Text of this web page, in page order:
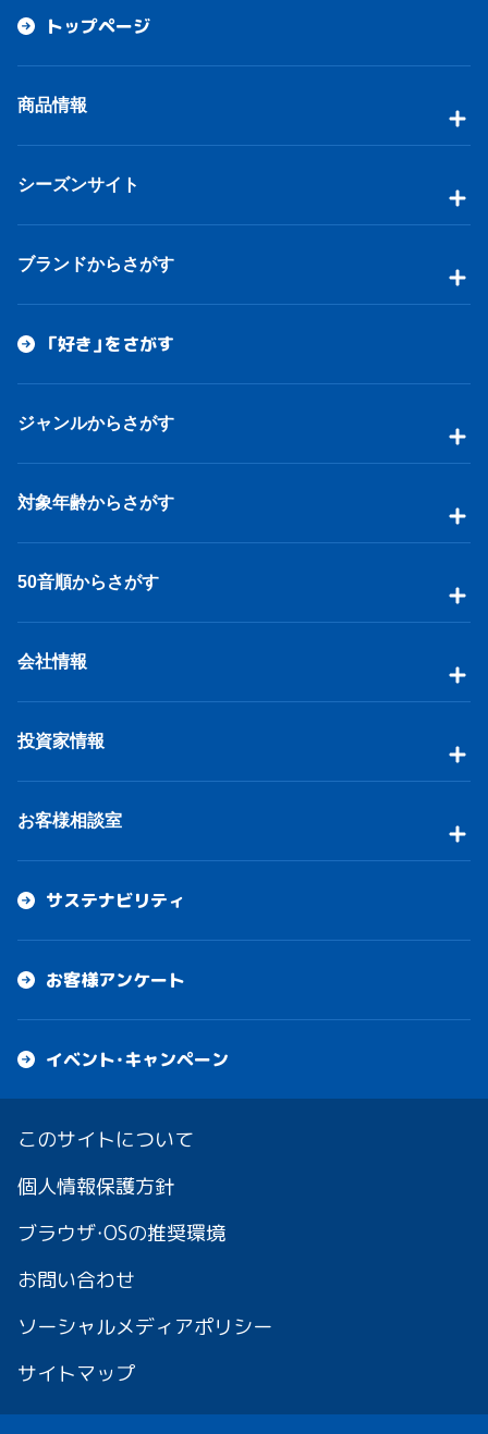
トップページ
商品情報
シーズンサイト
ブランドからさがす
「好き」をさがす
ジャンルからさがす
対象年齢からさがす
50音順からさがす
会社情報
投資家情報
お客様相談室
サステナビリティ
お客様アンケート
イベント・キャンペーン
このサイトについて
個人情報保護方針
ブラウザ・OSの推奨環境
お問い合わせ
ソーシャルメディアポリシー
サイトマップ